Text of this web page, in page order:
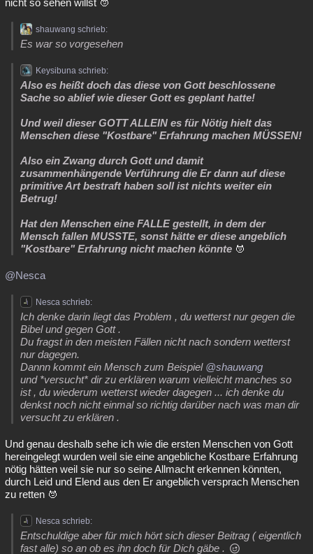
nicht so sehen willst
shauwang schrieb:
Es war so vorgesehen
Keysibuna schrieb:
Also es heißt doch das diese von Gott beschlossene
Sache so ablief wie dieser Gott es geplant hatte!
Und weil dieser GOTT ALLEIN es für Nötig hielt das
Menschen diese "Kostbare" Erfahrung machen MÜSSEN!
Also ein Zwang durch Gott und damit
zusammenhängende Verführung die Er dann auf diese
primitive Art bestraft haben soll ist nichts weiter ein
Betrug!
Hat den Menschen eine FALLE gestellt, in dem der
Mensch fallen MUSSTE, sonst hätte er diese angeblich
"Kostbare" Erfahrung nicht machen könnte
@Nesca
Nesca schrieb:
Ich denke darin liegt das Problem , du wetterst nur gegen die
Bibel und gegen Gott .
Du fragst in den meisten Fällen nicht nach sondern wetterst
nur dagegen.
Dannn kommt ein Mensch zum Beispiel @shauwang
und *versucht* dir zu erklären warum vielleicht manches so
ist , du wiederum wetterst wieder dagegen ... ich denke du
denkst noch nicht einmal so richtig darüber nach was man dir
versucht zu erklären .
Und genau deshalb sehe ich wie die ersten Menschen von Gott
hereingelegt wurden weil sie eine angebliche Kostbare Erfahrung
nötig hätten weil sie nur so seine Allmacht erkennen könnten,
durch Leid und Elend aus den Er angeblich versprach Menschen
zu retten
Nesca schrieb:
Entschuldige aber für mich hört sich dieser Beitrag ( eigentlich
fast alle) so an ob es ihn doch für Dich gäbe .